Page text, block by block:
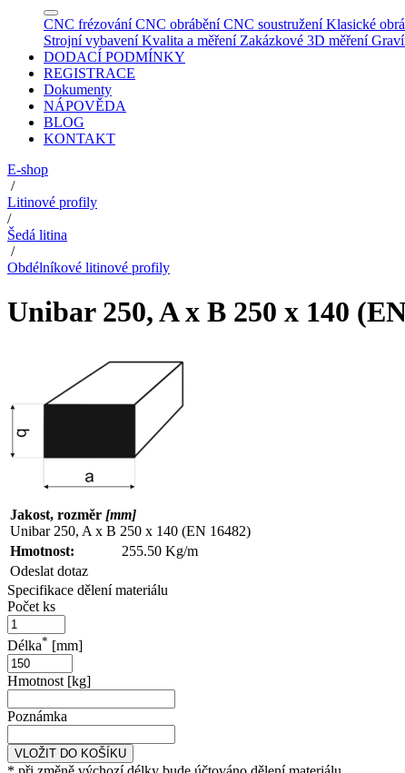
CNC frézování CNC obrábění CNC soustružení Klasické
Strojní vybavení Kvalita a měření Zakázkové 3D měření
DODACÍ PODMÍNKY
REGISTRACE
Dokumenty
NÁPOVĚDA
BLOG
KONTAKT
E-shop
/
Litinové profily
/
Šedá litina
/
Obdélníkové litinové profily
Unibar 250, A x B 250 x 140
Jakost, rozměr [mm]
Unibar 250, A x B 250 x 140 (EN 16482)
Hmotnost:
255.50 Kg/m
Odeslat dotaz
Specifikace dělení materiálu
Počet ks
Délka* [mm]
Hmotnost [kg]
Poznámka
VLOŽIT DO KOŠÍKU